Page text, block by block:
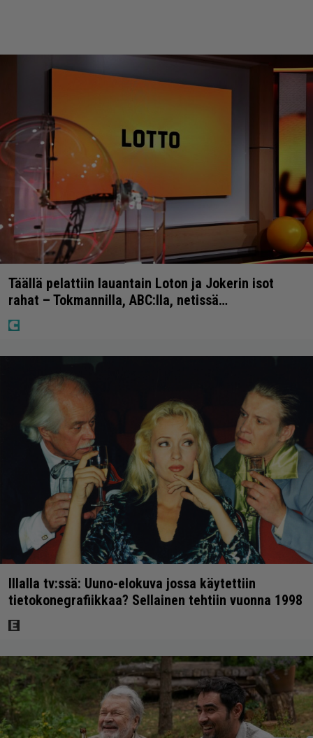
Täällä pelattiin lauantain Loton ja Jokerin isot
rahat – Tokmannilla, ABC:lla, netissä…
Illalla tv:ssä: Uuno-elokuva jossa käytettiin
tietokonegrafiikkaa? Sellainen tehtiin vuonna 1998